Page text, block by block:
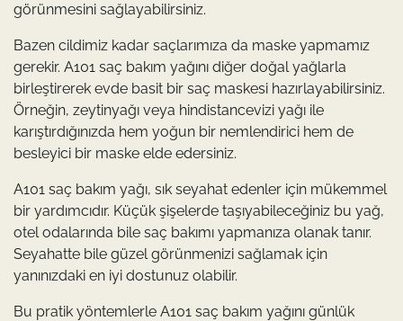
görünmesini sağlayabilirsiniz.
Bazen cildimiz kadar saçlarımıza da maske yapmamız
gerekir. A101 saç bakım yağını diğer doğal yağlarla
birleştirerek evde basit bir saç maskesi hazırlayabilirsiniz.
Örneğin, zeytinyağı veya hindistancevizi yağı ile
karıştırdığınızda hem yoğun bir nemlendirici hem de
besleyici bir maske elde edersiniz.
A101 saç bakım yağı, sık seyahat edenler için mükemmel
bir yardımcıdır. Küçük şişelerde taşıyabileceğiniz bu yağ,
otel odalarında bile saç bakımı yapmanıza olanak tanır.
Seyahatte bile güzel görünmenizi sağlamak için
yanınızdaki en iyi dostunuz olabilir.
Bu pratik yöntemlerle A101 saç bakım yağını günlük